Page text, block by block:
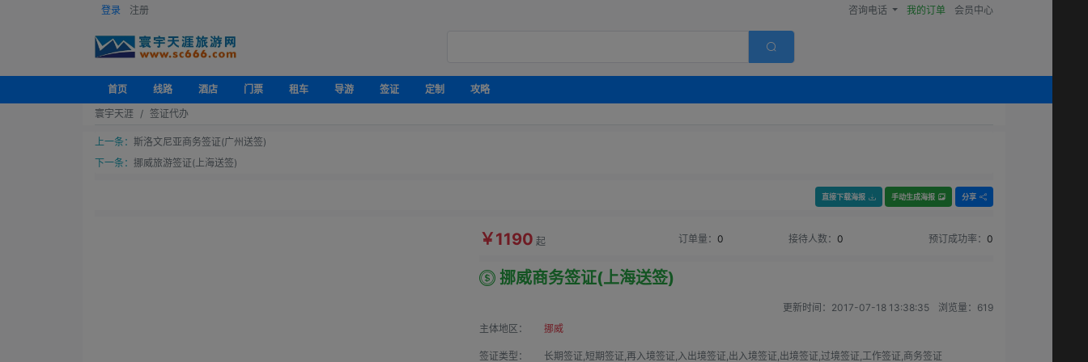
登录 注册 咨询电话 我的订单 会员中心
首页 线路 酒店 门票 租车 导游 签证 定制
攻略
寰宇天涯
签证代办
上一条： 斯洛文尼亚商务签证(广州送签)
下一条： 挪威旅游签证(上海送签)
直接下载海报 手动生成海报 分享
￥1190 起 订单量：0 接待人数：0 预订成功率： 0
挪威商务签证(上海送签)
更新时间： 2017-07-18 13:38:35 浏览量： 619
主体地区：
挪威
签证类型： 长期签证,短期签证,再入境签证,入出境签证,出入境签证,出境签证,过境签证,工作签证,商务签证